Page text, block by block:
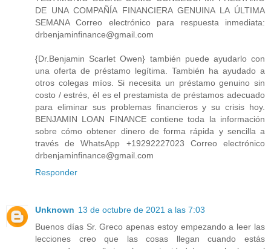
DE UNA COMPAÑÍA FINANCIERA GENUINA LA ÚLTIMA
SEMANA Correo electrónico para respuesta inmediata:
drbenjaminfinance@gmail.com
{Dr.Benjamin Scarlet Owen} también puede ayudarlo con
una oferta de préstamo legítima. También ha ayudado a
otros colegas míos. Si necesita un préstamo genuino sin
costo / estrés, él es el prestamista de préstamos adecuado
para eliminar sus problemas financieros y su crisis hoy.
BENJAMIN LOAN FINANCE contiene toda la información
sobre cómo obtener dinero de forma rápida y sencilla a
través de WhatsApp +19292227023 Correo electrónico
drbenjaminfinance@gmail.com
Responder
Unknown 13 de octubre de 2021 a las 7:03
Buenos días Sr. Greco apenas estoy empezando a leer las
lecciones creo que las cosas llegan cuando estás